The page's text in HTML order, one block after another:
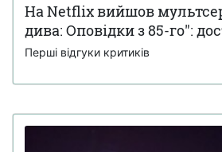
На Netflix вийшов
дива: Оповідки з 85-го":
Перші відгуки критиків